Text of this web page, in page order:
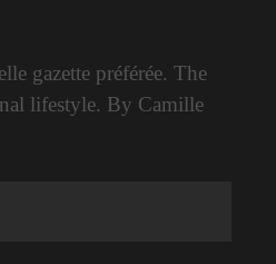
gazette préférée. The
lifestyle. By Camille